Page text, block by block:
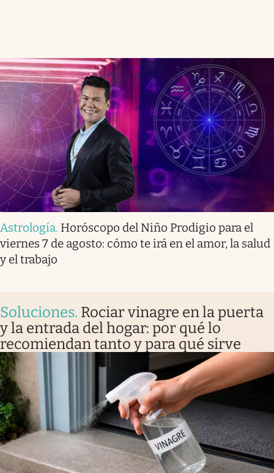
Astrología. Horóscopo del Niño Prodigio para el
viernes 7 de agosto: cómo te irá en el amor, la salud
y el trabajo
Soluciones. Rociar vinagre en la puerta
y la entrada del hogar: por qué lo
recomiendan tanto y para qué sirve